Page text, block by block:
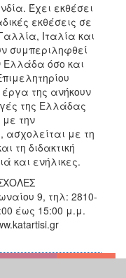
Έχει εκθέσει
εκθέσεις σε
Ιταλία και
συμπεριληφθεί
Ελλάδα όσο και
της ανήκουν
της Ελλάδας
την
ασχολείται με τη
τη διδακτική
και ενήλικες.
9, τηλ: 2810-
έως 15:00 μ.μ.